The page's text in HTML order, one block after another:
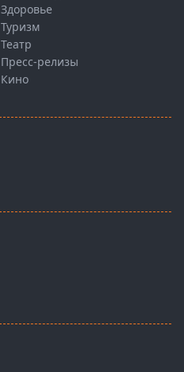
Здоровье
Туризм
Театр
Пресс-релизы
Кино